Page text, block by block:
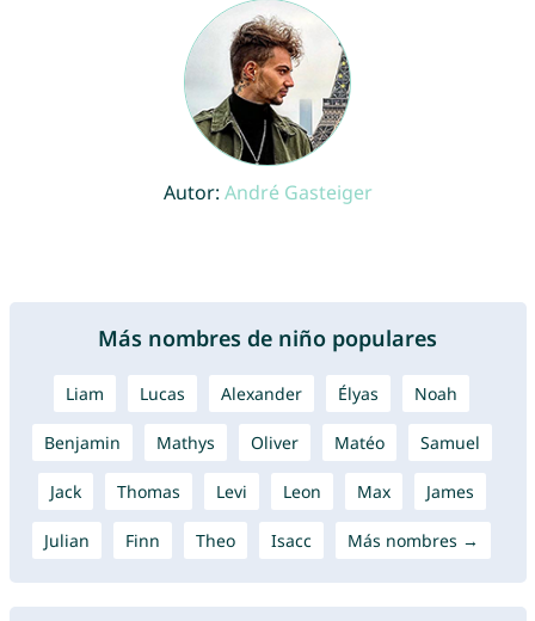
Autor: André Gasteiger
Más nombres de niño populares
Liam Lucas Alexander Élyas Noah
Benjamin Mathys Oliver Matéo Samuel
Jack Thomas Levi Leon Max James
Julian Finn Theo Isacc Más nombres →